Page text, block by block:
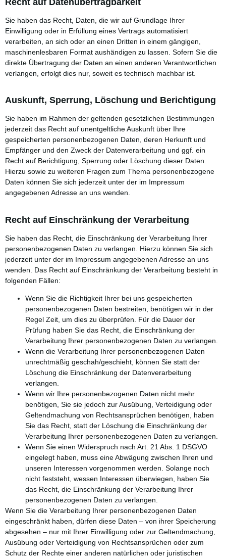
Recht auf Datenübertragbarkeit
Sie haben das Recht, Daten, die wir auf Grundlage Ihrer
Einwilligung oder in Erfüllung eines Vertrags automatisiert
verarbeiten, an sich oder an einen Dritten in einem gängigen,
maschinenlesbaren Format aushändigen zu lassen. Sofern Sie die
direkte Übertragung der Daten an einen anderen Verantwortlichen
verlangen, erfolgt dies nur, soweit es technisch machbar ist.
Auskunft, Sperrung, Löschung und Berichtigung
Sie haben im Rahmen der geltenden gesetzlichen Bestimmungen
jederzeit das Recht auf unentgeltliche Auskunft über Ihre
gespeicherten personenbezogenen Daten, deren Herkunft und
Empfänger und den Zweck der Datenverarbeitung und ggf. ein
Recht auf Berichtigung, Sperrung oder Löschung dieser Daten.
Hierzu sowie zu weiteren Fragen zum Thema personenbezogene
Daten können Sie sich jederzeit unter der im Impressum
angegebenen Adresse an uns wenden.
Recht auf Einschränkung der Verarbeitung
Sie haben das Recht, die Einschränkung der Verarbeitung Ihrer
personenbezogenen Daten zu verlangen. Hierzu können Sie sich
jederzeit unter der im Impressum angegebenen Adresse an uns
wenden. Das Recht auf Einschränkung der Verarbeitung besteht in
folgenden Fällen:
Wenn Sie die Richtigkeit Ihrer bei uns gespeicherten
personenbezogenen Daten bestreiten, benötigen wir in der
Regel Zeit, um dies zu überprüfen. Für die Dauer der
Prüfung haben Sie das Recht, die Einschränkung der
Verarbeitung Ihrer personenbezogenen Daten zu verlangen.
Wenn die Verarbeitung Ihrer personenbezogenen Daten
unrechtmäßig geschah/geschieht, können Sie statt der
Löschung die Einschränkung der Datenverarbeitung
verlangen.
Wenn wir Ihre personenbezogenen Daten nicht mehr
benötigen, Sie sie jedoch zur Ausübung, Verteidigung oder
Geltendmachung von Rechtsansprüchen benötigen, haben
Sie das Recht, statt der Löschung die Einschränkung der
Verarbeitung Ihrer personenbezogenen Daten zu verlangen.
Wenn Sie einen Widerspruch nach Art. 21 Abs. 1 DSGVO
eingelegt haben, muss eine Abwägung zwischen Ihren und
unseren Interessen vorgenommen werden. Solange noch
nicht feststeht, wessen Interessen überwiegen, haben Sie
das Recht, die Einschränkung der Verarbeitung Ihrer
personenbezogenen Daten zu verlangen.
Wenn Sie die Verarbeitung Ihrer personenbezogenen Daten
eingeschränkt haben, dürfen diese Daten – von ihrer Speicherung
abgesehen – nur mit Ihrer Einwilligung oder zur Geltendmachung,
Ausübung oder Verteidigung von Rechtsansprüchen oder zum
Schutz der Rechte einer anderen natürlichen oder juristischen